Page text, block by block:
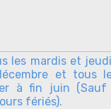
les mardis et
et tous
à fin juin (Sauf
fériés).